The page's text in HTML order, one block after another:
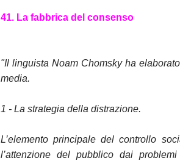
41. La fabbrica del consenso
"Il linguista Noam Chomsky ha
media.
1 - La strategia della distrazione.
L’elemento principale del controllo
l’attenzione del pubblico dai